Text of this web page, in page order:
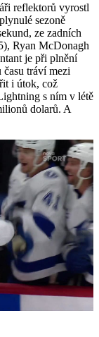
reflektorů vyrostl
sezoně
ze zadních
Ryan McDonagh
je při plnění
tráví mezi
i útok, což
s ním v létě
dolarů. A